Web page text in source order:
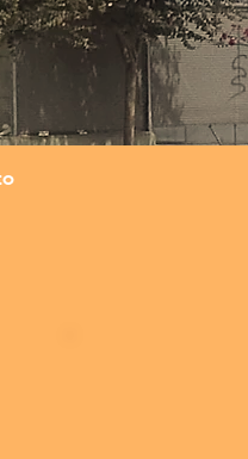
PENSANDO
Y COMODIDAD